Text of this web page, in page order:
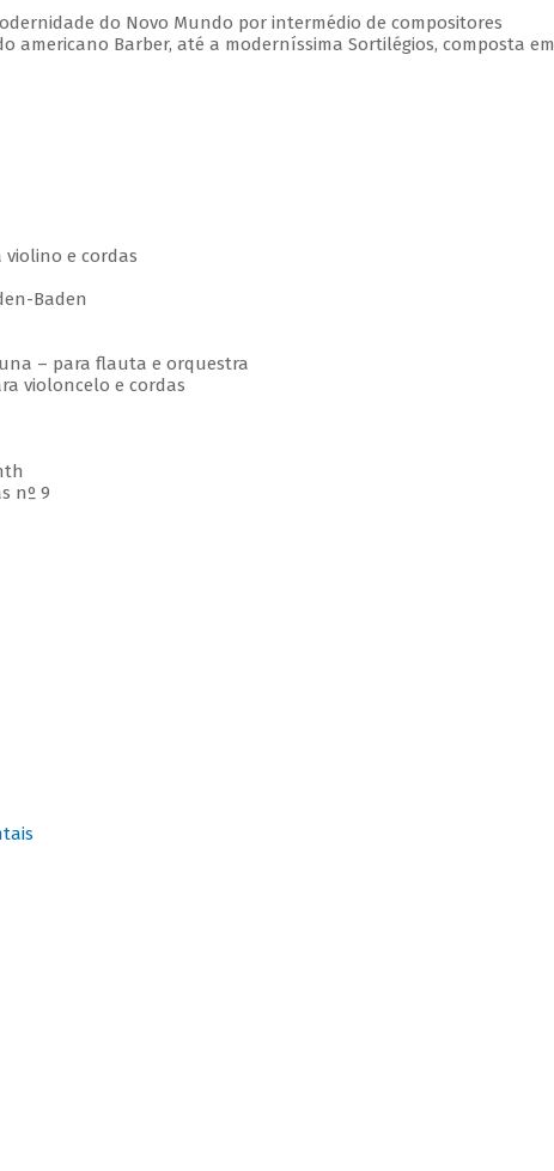
do Novo Mundo por intermédio de compositores
americano Barber, até a moderníssima Sortilégios, composta em
e cordas
Baden
– para flauta e orquestra
violoncelo e cordas
nº 9